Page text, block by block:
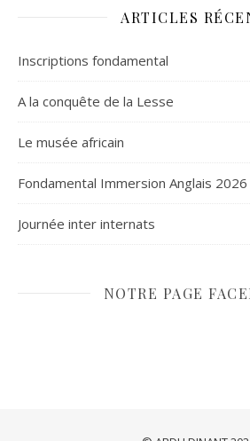
ARTICLES
Inscriptions fondamental
A la conquête de la Lesse
Le musée africain
Fondamental Immersion Anglais
Journée inter internats
NOTRE PAGE